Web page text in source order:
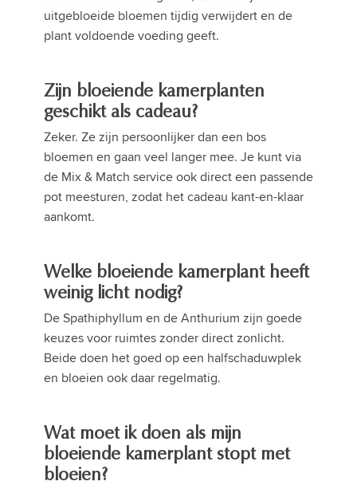
uitgebloeide bloemen tijdig verwijdert en de
plant voldoende voeding geeft.
Zijn bloeiende kamerplanten
geschikt als cadeau?
Zeker. Ze zijn persoonlijker dan een bos
bloemen en gaan veel langer mee. Je kunt via
de Mix & Match service ook direct een passende
pot meesturen, zodat het cadeau kant-en-klaar
aankomt.
Welke bloeiende kamerplant heeft
weinig licht nodig?
De Spathiphyllum en de Anthurium zijn goede
keuzes voor ruimtes zonder direct zonlicht.
Beide doen het goed op een halfschaduwplek
en bloeien ook daar regelmatig.
Wat moet ik doen als mijn
bloeiende kamerplant stopt met
bloeien?